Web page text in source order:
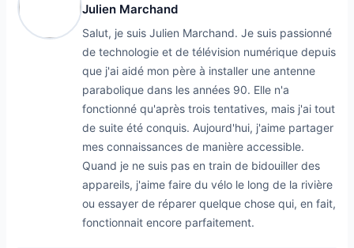
Julien Marchand
Salut, je suis Julien Marchand. Je suis passionné
de technologie et de télévision numérique depuis
que j'ai aidé mon père à installer une antenne
parabolique dans les années 90. Elle n'a
fonctionné qu'après trois tentatives, mais j'ai tout
de suite été conquis. Aujourd'hui, j'aime partager
mes connaissances de manière accessible.
Quand je ne suis pas en train de bidouiller des
appareils, j'aime faire du vélo le long de la rivière
ou essayer de réparer quelque chose qui, en fait,
fonctionnait encore parfaitement.